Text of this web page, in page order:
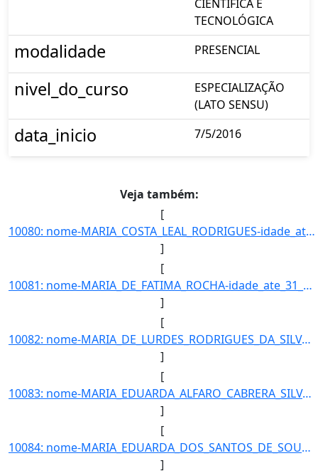
CIENTÍFICA E
TECNOLÓGICA
modalidade PRESENCIAL
nivel_do_curso
ESPECIALIZAÇÃO
(LATO SENSU)
data_inicio 7/5/2016
Veja também:
[
10080: nome-MARIA_COSTA_LEAL_RODRIGUES-idade_ate_31_12_2016-18-ra-6619-campus-TL-municipio-TRES_LAGOAS-curs]
]
[
10081: nome-MARIA_DE_FATIMA_ROCHA-idade_ate_31_12_2016-58-ra---campus-TL-municipio-TRES_LAGOAS-curso-TECNIC]
]
[
10082: nome-MARIA_DE_LURDES_RODRIGUES_DA_SILVA-idade_ate_31_12_2016-37-ra-22873-campus-TL-municipio-TRES_LA]
]
[
10083: nome-MARIA_EDUARDA_ALFARO_CABRERA_SILVA-idade_ate_31_12_2016-17-ra-22864-campus-TL-municipio-TRES_LA]
]
[
10084: nome-MARIA_EDUARDA_DOS_SANTOS_DE_SOUZA-idade_ate_31_12_2016-17-ra-13762-campus-TL-municipio-TRES_LAG]
]